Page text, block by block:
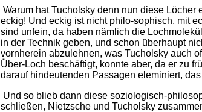
Warum hat Tucholsky denn nun diese
eckig! Und eckig ist nicht philo-sophisch, mit
sind unfein, da haben nämlich die
in der Technik geben, und schon überhaupt
vornherein abzulehnen, was Tucholsky auch
Über-Loch beschäftigt, konnte aber, da er zu
darauf hindeutenden Passagen eleminiert,
Und so blieb dann diese soziologisch-
schließen, Nietzsche und Tucholsky